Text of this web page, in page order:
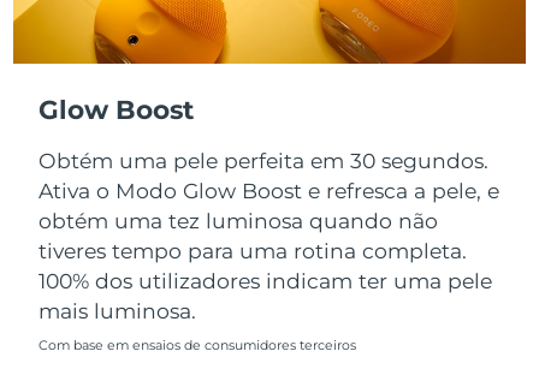
Glow Boost
Obtém uma pele perfeita em 30 segundos.
Ativa o Modo Glow Boost e refresca a pele, e
obtém uma tez luminosa quando não
tiveres tempo para uma rotina completa.
100% dos utilizadores indicam ter uma pele
mais luminosa.
Com base em ensaios de consumidores terceiros
Suíça Entrega prevista11/08/2026
Taiwan
Tailândia
Turquia Entrega prevista 12/08/2026
Emirados Árabes
Unidos
Entrega prevista12/08/2026
Reino Unido